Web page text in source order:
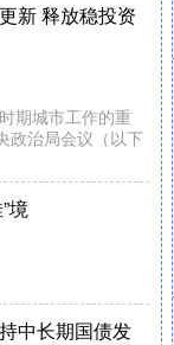
年，俄罗斯
论过2025年美国
，我们将重点聊